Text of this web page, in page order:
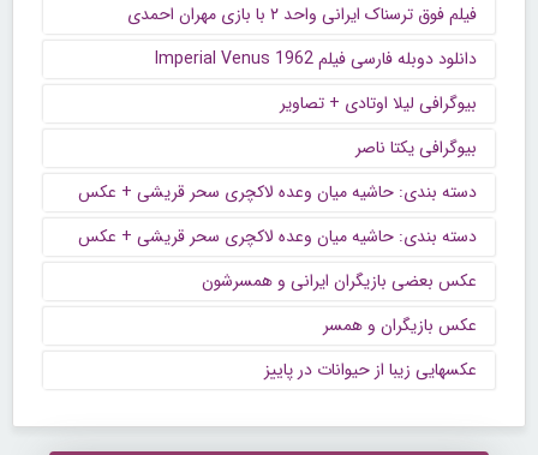
فیلم فوق ترسناک ایرانی واحد ۲ با بازی مهران احمدی
دانلود دوبله فارسی فیلم Imperial Venus 1962
بیوگرافی لیلا اوتادی + تصاویر
بیوگرافی یکتا ناصر
دسته بندی: حاشیه میان وعده لاکچری سحر قریشی + عکس
دسته بندی: حاشیه میان وعده لاکچری سحر قریشی + عکس
عکس بعضی بازیگران ایرانی و همسرشون
عکس بازیگران و همسر
عکسهایی زیبا از حیوانات در پاییز